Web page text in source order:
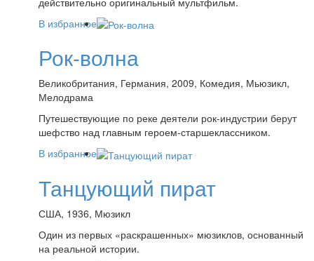
В избранное
Рок-волна
Великобритания, Германия, 2009, Комедия, Мьюзикл,
Мелодрама
Путешествующие по реке деятели рок-индустрии берут
шефство над главным героем-старшеклассником.
В избранное
Танцующий пират
США, 1936, Мюзикл
Один из первых «раскрашенных» мюзиклов, основанный
на реальной истории.